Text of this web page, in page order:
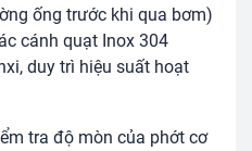
ống trước khi qua bơm)
cánh quạt Inox 304
duy trì hiệu suất hoạt
tra độ mòn của phớt cơ